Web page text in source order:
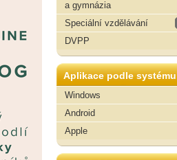
a gymnázia
Speciální vzdělávání
DVPP
Aplikace podle systému
Windows
Android
Apple